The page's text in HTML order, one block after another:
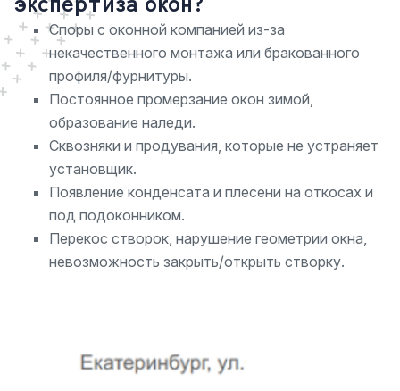
Споры с оконной компанией из-за
некачественного монтажа или бракованного
профиля/фурнитуры.
Постоянное промерзание окон зимой,
образование наледи.
Сквозняки и продувания, которые не устраняет
установщик.
Появление конденсата и плесени на откосах и
под подоконником.
Перекос створок, нарушение геометрии окна,
невозможность закрыть/открыть створку.